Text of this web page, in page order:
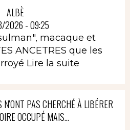
ALBÈ
2026 - 09:25
macaque et
ANCETRES que les
Lire la suite
N'ONT PAS CHERCHÉ À LIBÉRER
OCCUPÉ MAIS...